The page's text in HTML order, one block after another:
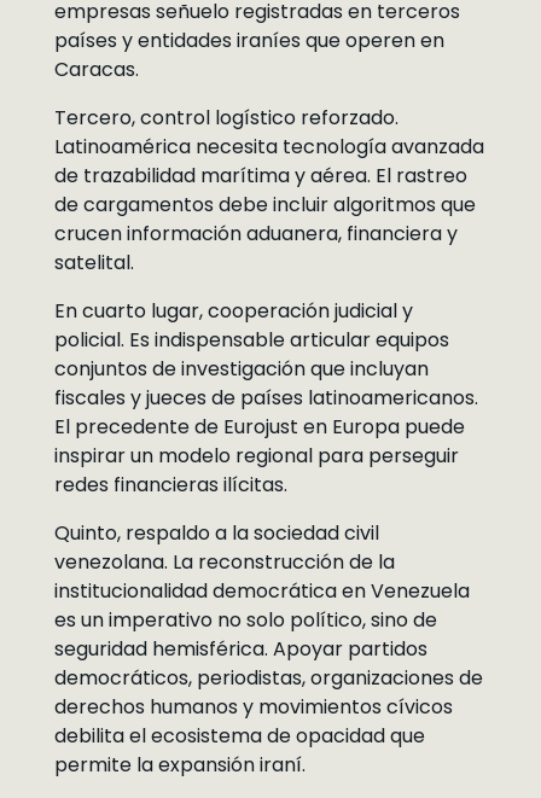
empresas señuelo registradas en terceros
países y entidades iraníes que operen en
Caracas.
Tercero, control logístico reforzado.
Latinoamérica necesita tecnología avanzada
de trazabilidad marítima y aérea. El rastreo
de cargamentos debe incluir algoritmos que
crucen información aduanera, financiera y
satelital.
En cuarto lugar, cooperación judicial y
policial. Es indispensable articular equipos
conjuntos de investigación que incluyan
fiscales y jueces de países latinoamericanos.
El precedente de Eurojust en Europa puede
inspirar un modelo regional para perseguir
redes financieras ilícitas.
Quinto, respaldo a la sociedad civil
venezolana. La reconstrucción de la
institucionalidad democrática en Venezuela
es un imperativo no solo político, sino de
seguridad hemisférica. Apoyar partidos
democráticos, periodistas, organizaciones de
derechos humanos y movimientos cívicos
debilita el ecosistema de opacidad que
permite la expansión iraní.